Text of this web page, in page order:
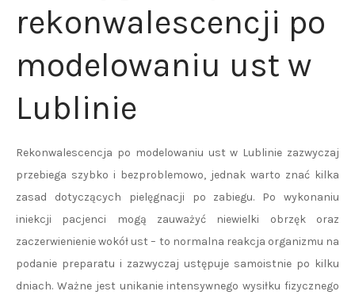
rekonwalescencji po
modelowaniu ust w
Lublinie
Rekonwalescencja po modelowaniu ust w Lublinie zazwyczaj
przebiega szybko i bezproblemowo, jednak warto znać kilka
zasad dotyczących pielęgnacji po zabiegu. Po wykonaniu
iniekcji pacjenci mogą zauważyć niewielki obrzęk oraz
zaczerwienienie wokół ust – to normalna reakcja organizmu na
podanie preparatu i zazwyczaj ustępuje samoistnie po kilku
dniach. Ważne jest unikanie intensywnego wysiłku fizycznego